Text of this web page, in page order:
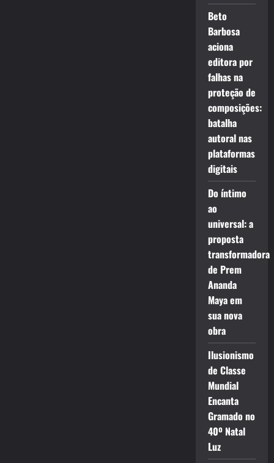
Beto
Barbosa
aciona
editora por
falhas na
proteção de
composições:
batalha
autoral nas
plataformas
digitais
Do íntimo
ao
universal: a
proposta
transformadora
de Prem
Ananda
Maya em
sua nova
obra
Ilusionismo
de Classe
Mundial
Encanta
Gramado no
40º Natal
Luz